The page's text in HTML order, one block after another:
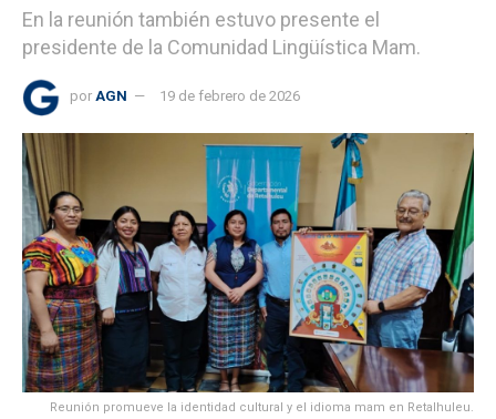
En la reunión también estuvo presente el
presidente de la Comunidad Lingüística Mam.
por AGN 19 de febrero de 2026
Reunión promueve la identidad cultural y el idioma mam en Retalhuleu.